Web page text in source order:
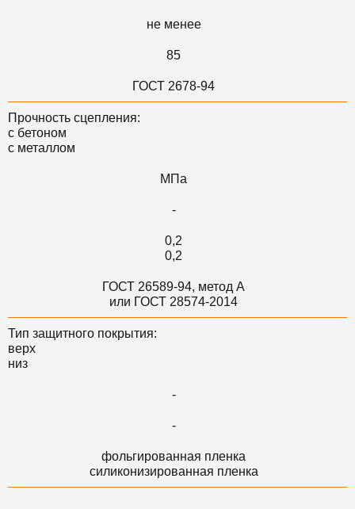
не менее
85
ГОСТ 2678-94
Прочность сцепления:
с бетоном
с металлом
МПа
-
0,2
0,2
ГОСТ 26589-94, метод А
или ГОСТ 28574-2014
Тип защитного покрытия:
верх
низ
-
-
фольгированная пленка
силиконизированная пленка